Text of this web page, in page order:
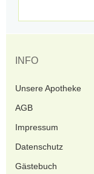
INFO
Unsere Apotheke
AGB
Impressum
Datenschutz
Gästebuch